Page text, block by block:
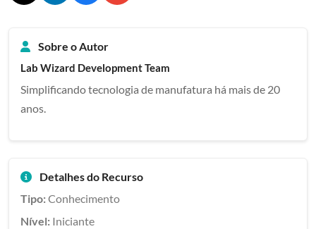
Sobre o Autor
Lab Wizard Development Team
Simplificando tecnologia de manufatura há mais de 20
anos.
Detalhes do Recurso
Tipo:Conhecimento
Nível: Iniciante